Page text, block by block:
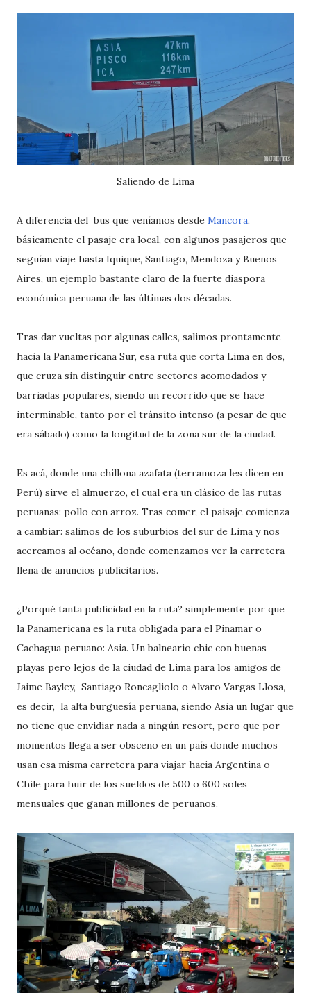
Saliendo de Lima
A diferencia del bus que veníamos desde Mancora,
básicamente el pasaje era local, con algunos pasajeros que
seguían viaje hasta Iquique, Santiago, Mendoza y Buenos
Aires, un ejemplo bastante claro de la fuerte diaspora
económica peruana de las últimas dos décadas.
Tras dar vueltas por algunas calles, salimos prontamente
hacia la Panamericana Sur, esa ruta que corta Lima en dos,
que cruza sin distinguir entre sectores acomodados y
barriadas populares, siendo un recorrido que se hace
interminable, tanto por el tránsito intenso (a pesar de que
era sábado) como la longitud de la zona sur de la ciudad.
Es acá, donde una chillona azafata (terramoza les dicen en
Perú) sirve el almuerzo, el cual era un clásico de las rutas
peruanas: pollo con arroz. Tras comer, el paisaje comienza
a cambiar: salimos de los suburbios del sur de Lima y nos
acercamos al océano, donde comenzamos ver la carretera
llena de anuncios publicitarios.
¿Porqué tanta publicidad en la ruta? simplemente por que
la Panamericana es la ruta obligada para el Pinamar o
Cachagua peruano: Asia. Un balneario chic con buenas
playas pero lejos de la ciudad de Lima para los amigos de
Jaime Bayley, Santiago Roncagliolo o Alvaro Vargas Llosa,
es decir, la alta burguesía peruana, siendo Asia un lugar que
no tiene que envidiar nada a ningún resort, pero que por
momentos llega a ser obsceno en un país donde muchos
usan esa misma carretera para viajar hacia Argentina o
Chile para huir de los sueldos de 500 o 600 soles
mensuales que ganan millones de peruanos.